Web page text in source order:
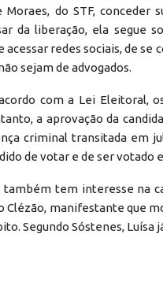
do STF, conceder
da liberação, ela segue
acessar redes sociais, de
sejam de advogados.
com a Lei Eleitoral,
a aprovação da
criminal transitada em
de votar e de ser votado
tem interesse na
Clézão, manifestante que
Segundo Sóstenes,